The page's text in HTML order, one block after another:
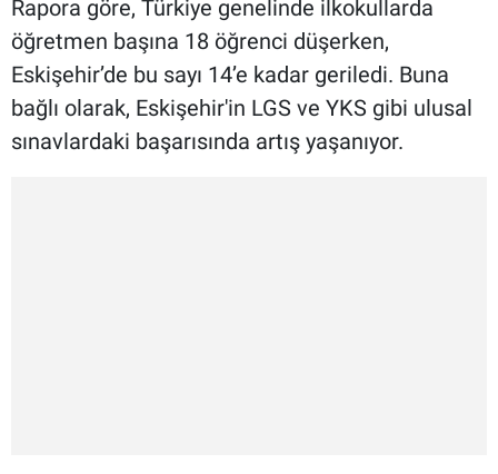
Rapora göre, Türkiye genelinde ilkokullarda
öğretmen başına 18 öğrenci düşerken,
Eskişehir’de bu sayı 14’e kadar geriledi. Buna
bağlı olarak, Eskişehir'in LGS ve YKS gibi ulusal
sınavlardaki başarısında artış yaşanıyor.